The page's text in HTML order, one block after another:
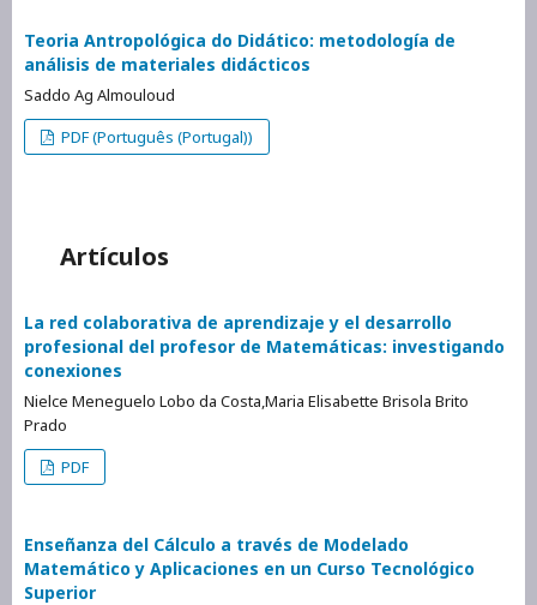
Teoria Antropológica do Didático: metodología de
análisis de materiales didácticos
Saddo Ag Almouloud
PDF (Português (Portugal))
Artículos
La red colaborativa de aprendizaje y el desarrollo
profesional del profesor de Matemáticas: investigando
conexiones
Nielce Meneguelo Lobo da Costa,Maria Elisabette Brisola Brito
Prado
PDF
Enseñanza del Cálculo a través de Modelado
Matemático y Aplicaciones en un Curso Tecnológico
Superior